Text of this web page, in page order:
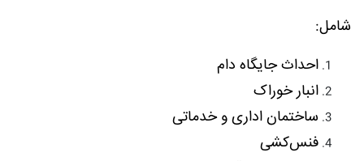
شامل:
احداث جایگاه دام
انبار خوراک
ساختمان اداری و خدماتی
فنس‌کشی